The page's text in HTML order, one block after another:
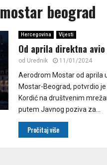
mostar beograd
Hercegovina Vijesti
Od aprila direktna
od Urednik 11/01/2024
Aerodrom Mostar od aprila
Mostar-Beograd, potvrdio
Kordić na društvenim
putem Javnog poziva za...
Pročitaj više